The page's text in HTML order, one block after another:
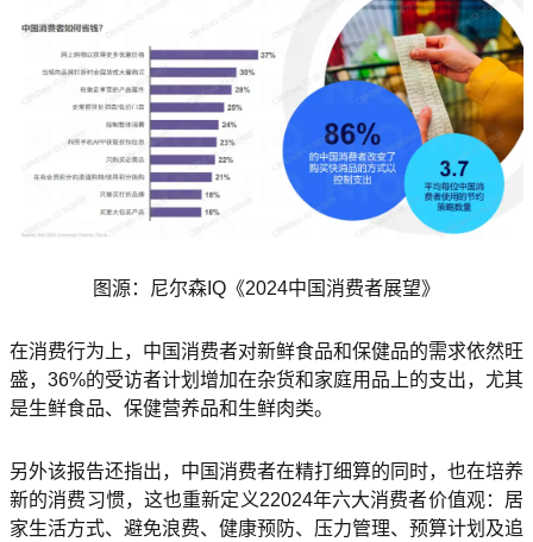
图源：尼尔森IQ《2024中国消费者展望》
在消费行为上，中国消费者对新鲜食品和保健品的需求依然旺
盛，36%的受访者计划增加在杂货和家庭用品上的支出，尤其
是生鲜食品、保健营养品和生鲜肉类。
另外该报告还指出，中国消费者在精打细算的同时，也在培养
新的消费习惯，这也重新定义22024年六大消费者价值观：居
家生活方式、避免浪费、健康预防、压力管理、预算计划及追